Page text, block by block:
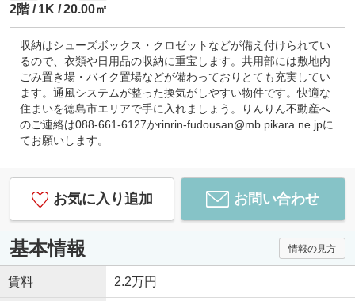
2階
1K 20.00㎡
収納はシューズボックス・クロゼットなどが備え付けられてい
るので、衣類や日用品の収納に重宝します。共用部には敷地内
ごみ置き場・バイク置場などが備わっておりとても充実してい
ます。通風システムが整った換気がしやすい物件です。快適な
住まいを徳島市エリアで手に入れましょう。りんりん不動産へ
のご連絡は088-661-6127かrinrin-fudousan@mb.pikara.ne.jpに
てお願いします。
お気に入り追加 お問い合わせ
基本情報 情報の見方
賃料 2.2万円